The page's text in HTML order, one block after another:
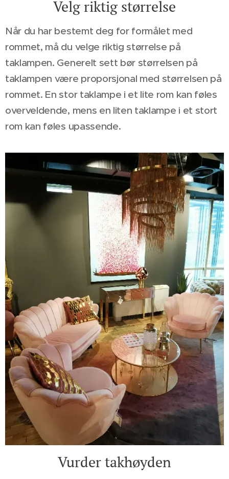
Velg riktig størrelse
Når du har bestemt deg for formålet med
rommet, må du velge riktig størrelse på
taklampen. Generelt sett bør størrelsen på
taklampen være proporsjonal med størrelsen på
rommet. En stor taklampe i et lite rom kan føles
overveldende, mens en liten taklampe i et stort
rom kan føles upassende.
Vurder takhøyden